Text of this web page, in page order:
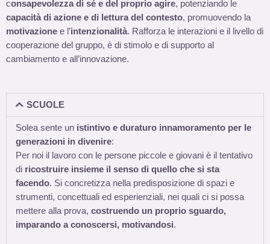
consapevolezza di sé e del proprio agire, potenziando le
capacità di azione e di lettura del contesto, promuovendo la
motivazione e l’intenzionalità. Rafforza le interazioni e il livello di
cooperazione del gruppo, è di stimolo e di supporto al
cambiamento e all’innovazione.
SCUOLE
Solea sente un istintivo e duraturo innamoramento per le
generazioni in divenire:
Per noi il lavoro con le persone piccole e giovani è il tentativo
di ricostruire insieme il senso di quello che si sta
facendo. Si concretizza nella predisposizione di spazi e
strumenti, concettuali ed esperienziali, nei quali ci si possa
mettere alla prova, costruendo un proprio sguardo,
imparando a conoscersi, motivandosi.